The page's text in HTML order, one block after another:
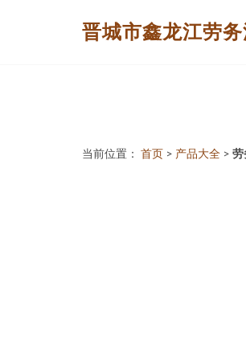
晋城市鑫龙江劳
当前位置： 首页 > 产品大全 > 劳